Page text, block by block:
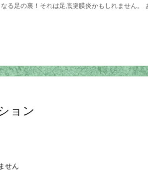
る足の裏！それは足底腱膜炎かもしれません。
ョン
せん